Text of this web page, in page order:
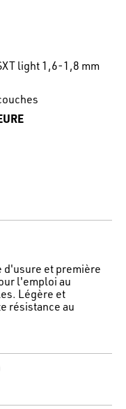
light 1,6-1,8 mm
d'usure et première
l'emploi au
Légère et
résistance au